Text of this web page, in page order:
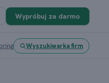
Wypróbuj za darmo
Wyszukiwarka firm